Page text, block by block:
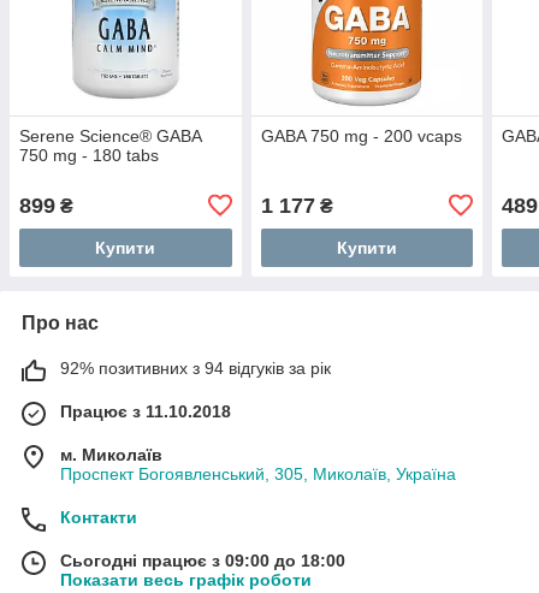
Serene Science® GABA
750 mg - 180 tabs
899 ₴
Купити
GABA 750 mg - 200 vcaps
1 177₴
Купити
489
Про нас
92% позитивних з 94 відгуків за рік
Працює з 11.10.2018
м. Миколаїв
Проспект Богоявленський, 305, Миколаїв, Україна
Контакти
Сьогодні працює з 09:00 до 18:00
Показати весь графік роботи